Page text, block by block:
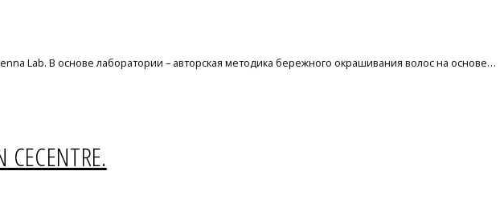
Lab. В основе лаборатории – авторская методика бережного окрашивания волос на основе…